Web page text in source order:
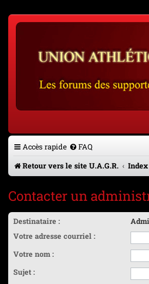
Accès rapide FAQ
Retour vers le site U.A.G.R.
Contacter un
Destinataire :
Votre adresse courriel :
Votre nom :
Sujet :